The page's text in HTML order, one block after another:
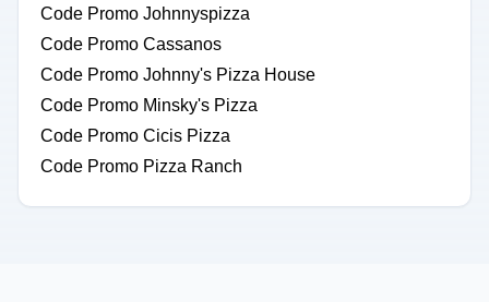
Code Promo Johnnyspizza
Code Promo Cassanos
Code Promo Johnny's Pizza House
Code Promo Minsky's Pizza
Code Promo Cicis Pizza
Code Promo Pizza Ranch